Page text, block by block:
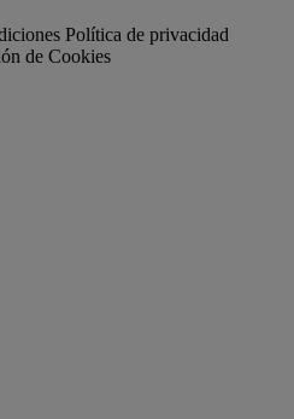
Política de privacidad
de Cookies